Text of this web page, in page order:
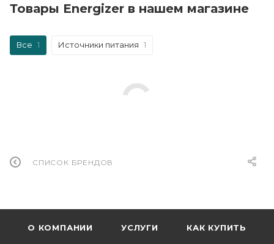
Товары Energizer в нашем магазине
Все 1 Источники питания 1
СПИСОК БРЕНДОВ
О КОМПАНИИ УСЛУГИ КАК КУПИТЬ